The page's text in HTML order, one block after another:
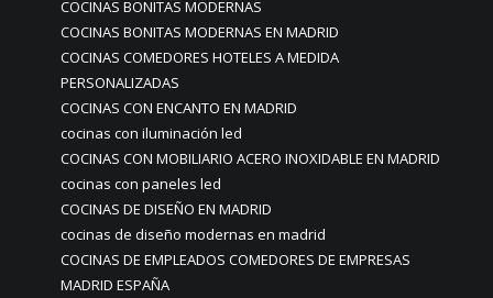
COCINAS BONITAS MODERNAS
COCINAS BONITAS MODERNAS EN MADRID
COCINAS COMEDORES HOTELES A MEDIDA
PERSONALIZADAS
COCINAS CON ENCANTO EN MADRID
cocinas con iluminación led
COCINAS CON MOBILIARIO ACERO INOXIDABLE EN MADRID
cocinas con paneles led
COCINAS DE DISEÑO EN MADRID
cocinas de diseño modernas en madrid
COCINAS DE EMPLEADOS COMEDORES DE EMPRESAS
MADRID ESPAÑA